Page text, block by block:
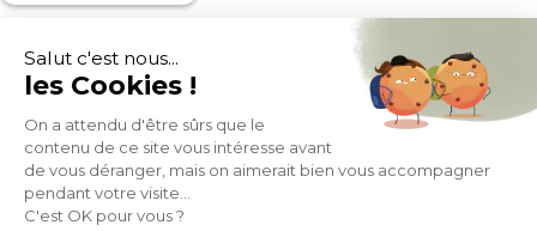
MOYENS DE PAIEMENT